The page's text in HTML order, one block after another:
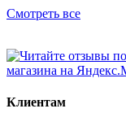
Смотреть все
Клиентам